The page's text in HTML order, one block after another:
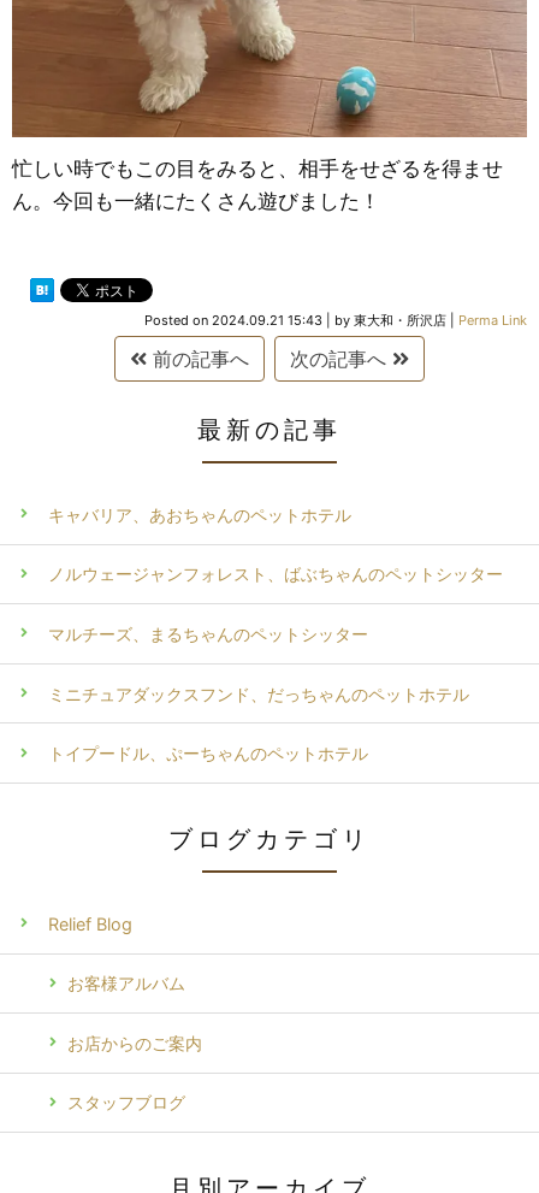
忙しい時でもこの目をみると、相手をせざるを得ませ
ん。今回も一緒にたくさん遊びました！
Posted on 2024.09.21 15:43 by 東大和・所沢店 Perma Link
前の記事へ 次の記事へ
最新の記事
キャバリア、あおちゃんのペットホテル
ノルウェージャンフォレスト、ばぶちゃんのペットシッター
マルチーズ、まるちゃんのペットシッター
ミニチュアダックスフンド、だっちゃんのペットホテル
トイプードル、ぷーちゃんのペットホテル
ブログカテゴリ
Relief Blog
お客様アルバム
お店からのご案内
スタッフブログ